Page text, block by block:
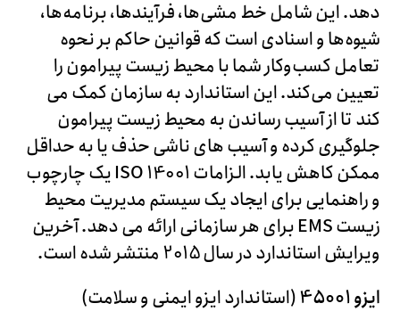
دهد. این شامل خط‌ مشی‌ها، فرآیندها، برنامه‌ها،
شیوه‌ها و اسنادی است که قوانین حاکم بر نحوه
تعامل کسب‌وکار شما با محیط زیست پیرامون را
تعیین می‌کند. این استاندارد به سازمان کمک می
کند تا از آسیب رساندن به محیط زیست پیرامون
جلوگیری کرده و آسیب های ناشی حذف یا به حداقل
ممکن کاهش یابد. الزامات ISO 14001 یک چارچوب
و راهنمایی برای ایجاد یک سیستم مدیریت محیط
زیست EMS برای هر سازمانی ارائه می دهد. آخرین
ویرایش استاندارد در سال 2015 منتشر شده است.
ایزو 45001
(استاندارد ایزو ایمنی و سلامت)